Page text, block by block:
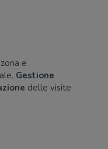
e
Gestione
delle visite